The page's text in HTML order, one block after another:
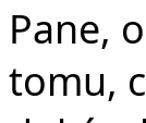
Pane,
tomu,